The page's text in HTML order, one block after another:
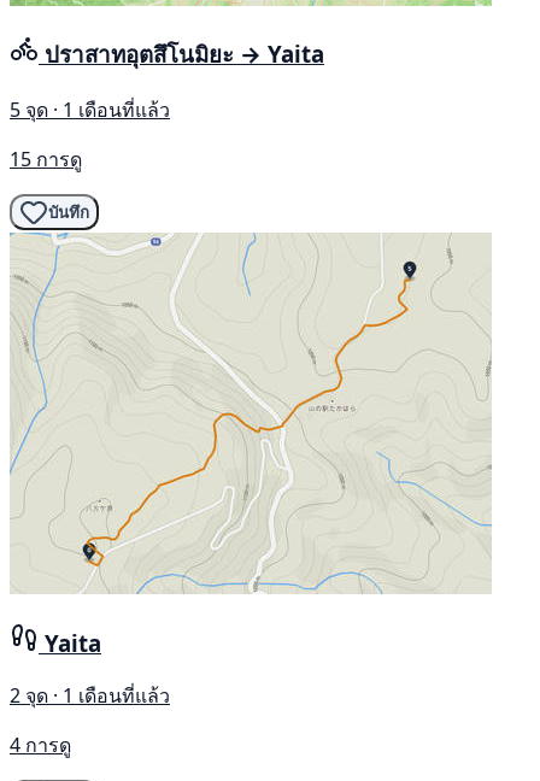
ปราสาทอุตสึโนมิยะ → Yaita
5 จุด · 1 เดือนที่แล้ว
15 การดู
บันทึก
Yaita
2 จุด · 1 เดือนที่แล้ว
4 การดู